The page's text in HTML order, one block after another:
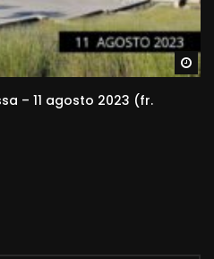
– 11 agosto 2023 (fr.